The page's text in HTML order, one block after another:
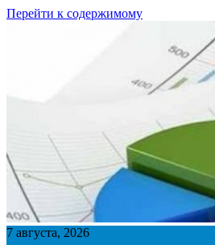
Перейти к содержимому
7 августа, 2026